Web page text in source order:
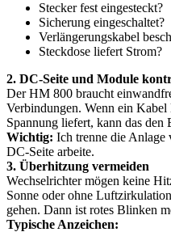
Stecker fest eingesteckt?
Sicherung eingeschaltet?
Verlängerungskabel
Steckdose liefert Strom?
2. DC-Seite und Module
Der HM 800 braucht
Verbindungen. Wenn ein
Spannung liefert, kann das den
Wichtig: Ich trenne die Anlage
DC-Seite arbeite.
3. Überhitzung vermeiden
Wechselrichter mögen keine
Sonne oder ohne
gehen. Dann ist rotes Blinken
Typische Anzeichen: